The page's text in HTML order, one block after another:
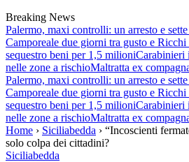
Breaking News
Palermo, maxi controlli: un arresto e
Camporeale due giorni tra gusto e Ricchi
sequestro beni per 1,5 milioniCarabinieri
nelle zone a rischioMaltratta ex
Palermo, maxi controlli: un arresto e
Camporeale due giorni tra gusto e Ricchi
sequestro beni per 1,5 milioniCarabinieri
nelle zone a rischioMaltratta ex
Home › Siciliabedda › “Incoscienti
solo colpa dei cittadini?
Siciliabedda